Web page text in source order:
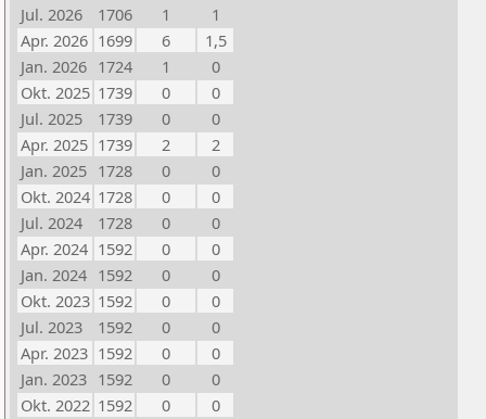
Jul. 2026
1706 1
1
Apr. 2026 1699 6
1,5
Jan. 2026 1724 1
0
Okt. 2025 1739 0
0
Jul. 2025
1739 0
0
Apr. 2025 1739 2
2
Jan. 2025 1728 0
0
Okt. 2024 1728 0
0
Jul. 2024
1728 0
0
Apr. 2024 1592 0
0
Jan. 2024 1592 0
0
Okt. 2023 1592 0
0
Jul. 2023
1592 0
0
Apr. 2023 1592 0
0
Jan. 2023 1592 0
0
Okt. 2022 1592 0
0